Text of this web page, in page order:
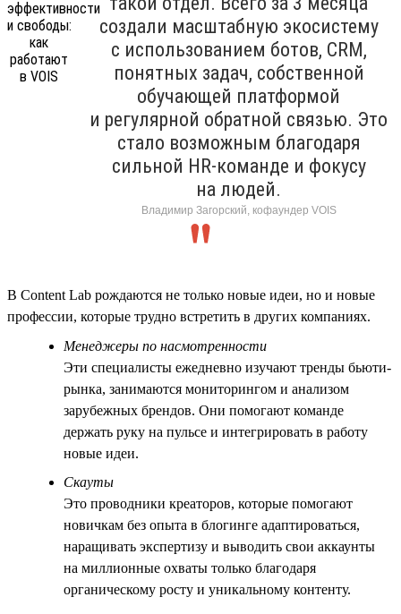
создали масштабную экосистему
с использованием ботов, CRM,
понятных задач, собственной
обучающей платформой
и регулярной обратной связью. Это
стало возможным благодаря
сильной HR-команде и фокусу
на людей.
Владимир Загорский, кофаундер VOIS
В Content Lab рождаются не только новые идеи, но и новые
профессии, которые трудно встретить в других компаниях.
Менеджеры по насмотренности
Эти специалисты ежедневно изучают тренды бьюти-
рынка, занимаются мониторингом и анализом
зарубежных брендов. Они помогают команде
держать руку на пульсе и интегрировать в работу
новые идеи.
Скауты
Это проводники креаторов, которые помогают
новичкам без опыта в блогинге адаптироваться,
наращивать экспертизу и выводить свои аккаунты
на миллионные охваты только благодаря
органическому росту и уникальному контенту.